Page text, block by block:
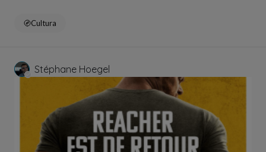
Cultura
Stéphane Hoegel